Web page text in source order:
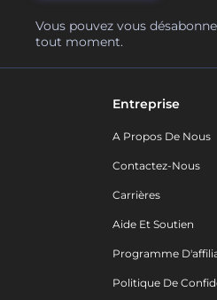
Vous pouvez vous
tout moment.
Entreprise
A Propos De Nous
Contactez-Nous
Carrières
Aide Et Soutien
Programme
Politique De